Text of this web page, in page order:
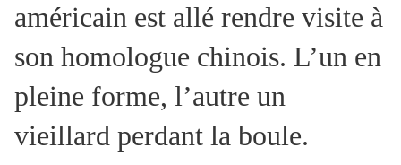
américain est allé rendre visite à
son homologue chinois. L’un en
pleine forme, l’autre un
vieillard perdant la boule.